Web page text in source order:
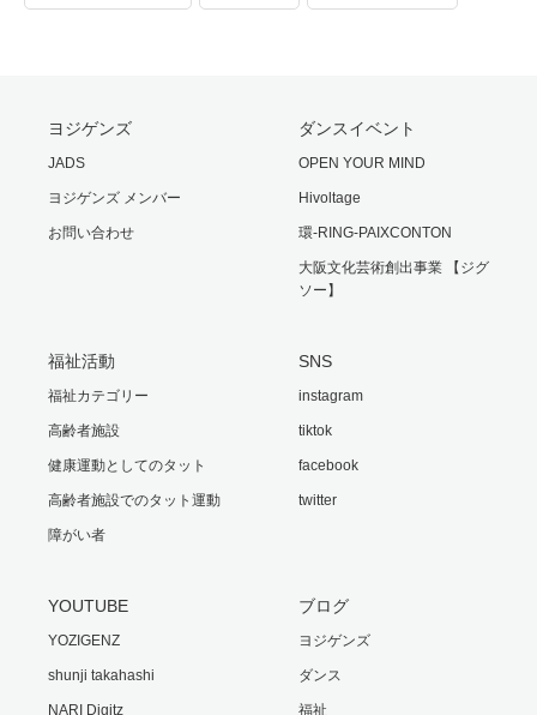
ヨジゲンズ
JADS
ヨジゲンズ メンバー
お問い合わせ
ダンスイベント
OPEN YOUR MIND
Hivoltage
環-RING-PAIXCONTON
大阪文化芸術創出事業 【ジグ
ソー】
福祉活動
福祉カテゴリー
高齢者施設
健康運動としてのタット
高齢者施設でのタット運動
障がい者
SNS
instagram
tiktok
facebook
twitter
YOUTUBE
YOZIGENZ
shunji takahashi
NARI Digitz
ブログ
ヨジゲンズ
ダンス
福祉